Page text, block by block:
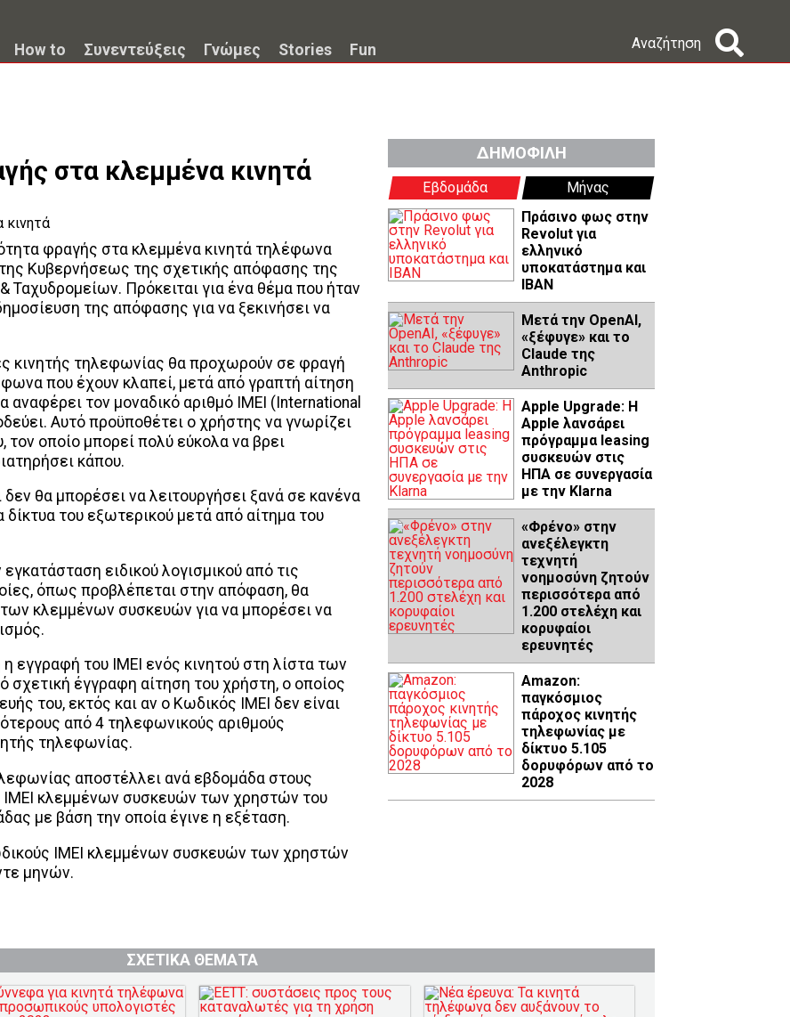
How to Συνεντεύξεις Γνώμες Stories Fun Αναζήτηση
στα κλεμμένα κινητά
φραγής στα κλεμμένα κινητά τηλέφωνα
Κυβερνήσεως της σχετικής απόφασης της
Ταχυδρομείων. Πρόκειται για ένα θέμα που ήταν
της απόφασης για να ξεκινήσει να
κινητής τηλεφωνίας θα προχωρούν σε φραγή
που έχουν κλαπεί, μετά από γραπτή αίτηση
τον μοναδικό αριθμό IMEI (International
Αυτό προϋποθέτει ο χρήστης να γνωρίζει
τον οποίο μπορεί πολύ εύκολα να βρει
κάπου.
θα μπορέσει να λειτουργήσει ξανά σε κανένα
δίκτυα του εξωτερικού μετά από αίτημα του
ειδικού λογισμικού από τις
όπως προβλέπεται στην απόφαση, θα
κλεμμένων συσκευών για να μπορέσει να
εγγραφή του IMEI ενός κινητού στη λίστα των
σχετική έγγραφη αίτηση του χρήστη, ο οποίος
του, εκτός και αν ο Κωδικός ΙΜΕΙ δεν είναι
από 4 τηλεφωνικούς αριθμούς
τηλεφωνίας.
αποστέλλει ανά εβδομάδα στους
IMEI κλεμμένων συσκευών των χρηστών του
με βάση την οποία έγινε η εξέταση.
IMEI κλεμμένων συσκευών των χρηστών
μηνών.
ΔΗΜΟΦΙΛΗ
Εβδομάδα
Μήνας
Πράσινο φως στην
Revolut για
ελληνικό
υποκατάστημα και
IBAN
Μετά την OpenAI,
«ξέφυγε» και το
Claude της
Anthropic
Apple Upgrade: Η
Apple λανσάρει
πρόγραμμα leasing
συσκευών στις
ΗΠΑ σε συνεργασία
με την Klarna
«Φρένο» στην
ανεξέλεγκτη
τεχνητή
νοημοσύνη ζητούν
περισσότερα από
1.200 στελέχη και
κορυφαίοι
ερευνητές
Amazon:
παγκόσμιος
πάροχος κινητής
τηλεφωνίας με
δίκτυο 5.105
δορυφόρων από το
2028
ΣΧΕΤΙΚΑ ΘΕΜΑΤΑ